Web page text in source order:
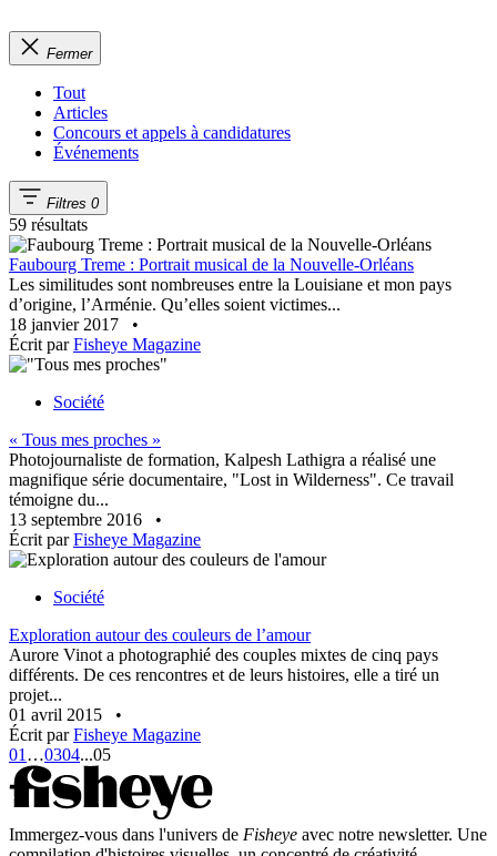
Fermer
Tout
Articles
Concours et appels à candidatures
Événements
Filtres 0
59 résultats
Faubourg Treme : Portrait musical de la Nouvelle-Orléans
Les similitudes sont nombreuses entre la Louisiane et mon pays
d’origine, l’Arménie. Qu’elles soient victimes...
18 janvier 2017
•
Écrit parFisheye Magazine
Société
« Tous mes proches »
Photojournaliste de formation, Kalpesh Lathigra a réalisé une
magnifique série documentaire, "Lost in Wilderness". Ce travail
témoigne du...
13 septembre 2016
•
Écrit parFisheye Magazine
Société
Exploration autour des couleurs de l’amour
Aurore Vinot a photographié des couples mixtes de cinq pays
différents. De ces rencontres et de leurs histoires, elle a tiré un
projet...
01 avril 2015
•
Écrit parFisheye Magazine
01 …0304...05
Immergez-vous dans l'univers de Fisheye avec notre newsletter. Une